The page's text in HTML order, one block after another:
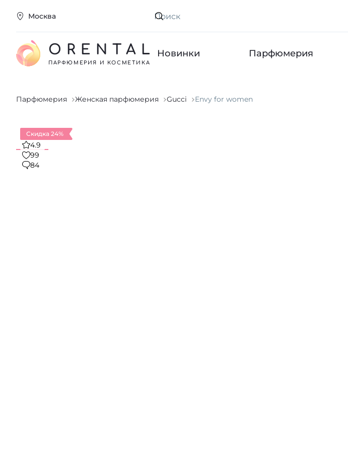
Москва Искать
ORENTAL
ПАРФЮМЕРИЯ И КОСМЕТИКА
Новинки Парфюмерия
Парфюмерия Женская парфюмерия Gucci Envy for women
Скидка 24%
4.9
99
84